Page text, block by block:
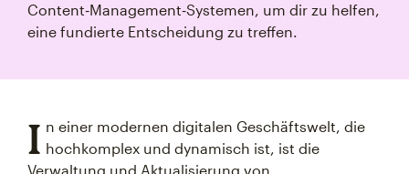
Content‑Management‑Systemen, um dir zu helfen,
eine fundierte Entscheidung zu treffen.
I n einer modernen digitalen Geschäftswelt, die
hochkomplex und dynamisch ist, ist die
Verwaltung und Aktualisierung von